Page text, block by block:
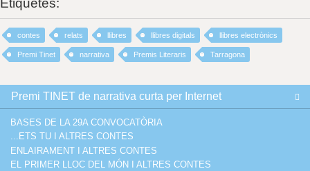
Etiquetes:
contes relats llibres llibres digitals llibres electrònics
Premi Tinet narrativa Premis Literaris Tarragona
Premi TINET de narrativa curta per Internet
BASES DE LA 29A CONVOCATÒRIA
...ETS TU I ALTRES CONTES
ENLAIRAMENT I ALTRES CONTES
EL PRIMER LLOC DEL MÓN I ALTRES CONTES